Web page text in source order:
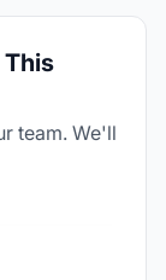
This
team. We'll